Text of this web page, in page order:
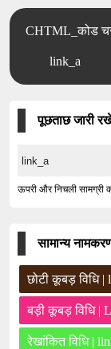
CHTML_कोड
link_a
पूछताछ जारी
ऊपरी और निचली सामग्री
सामान्य
छोटी कूबड़ विधि |
बड़ी कूबड़ विधि |
रेखांकित विधि |